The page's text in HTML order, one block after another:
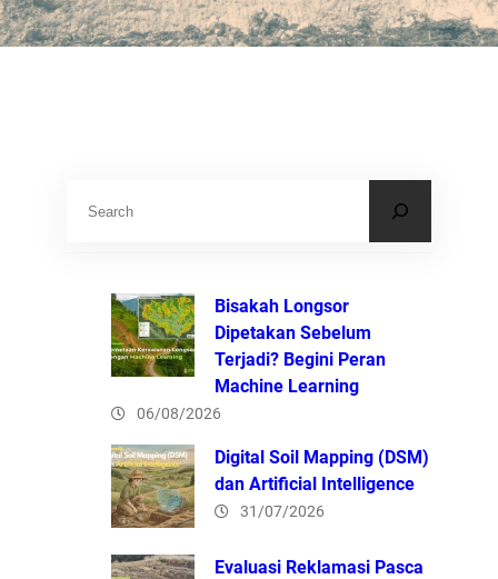
Bisakah Longsor
Dipetakan Sebelum
Terjadi? Begini Peran
Machine Learning
06/08/2026
Digital Soil Mapping (DSM)
dan Artificial Intelligence
31/07/2026
Evaluasi Reklamasi Pasca